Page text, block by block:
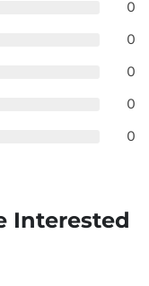
0
0
0
0
0
Interested